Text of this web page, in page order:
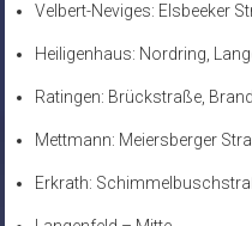
Velbert-Neviges: Elsbeeker
Heiligenhaus: Nordring,
Ratingen: Brückstraße,
Mettmann: Meiersberger
Erkrath: